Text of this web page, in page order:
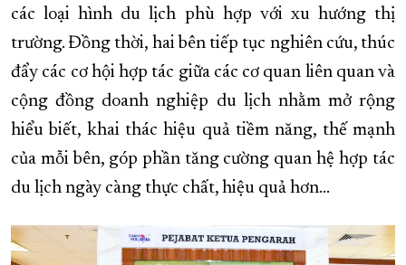
các loại hình du lịch phù hợp với xu hướng thị
trường. Đồng thời, hai bên tiếp tục nghiên cứu, thúc
đẩy các cơ hội hợp tác giữa các cơ quan liên quan và
cộng đồng doanh nghiệp du lịch nhằm mở rộng
hiểu biết, khai thác hiệu quả tiềm năng, thế mạnh
của mỗi bên, góp phần tăng cường quan hệ hợp tác
du lịch ngày càng thực chất, hiệu quả hơn…